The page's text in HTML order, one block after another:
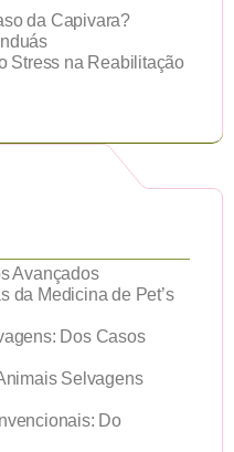
da Capivara?
Stress na Reabilitação
Avançados
da Medicina de Pet’s
Dos Casos
Selvagens
Do